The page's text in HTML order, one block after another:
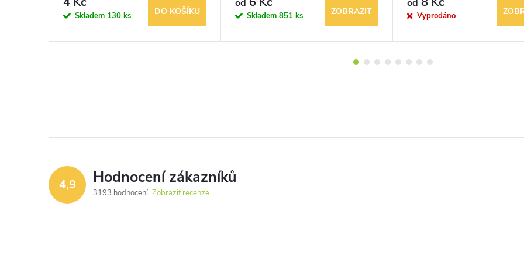
Skladem 130 ks DO KOŠÍKU
od
Skladem 851 ks ZOBRAZIT
od
Vyprodáno
4,9 Hodnocení zákazníků
3193 hodnocení Zobrazit recenze